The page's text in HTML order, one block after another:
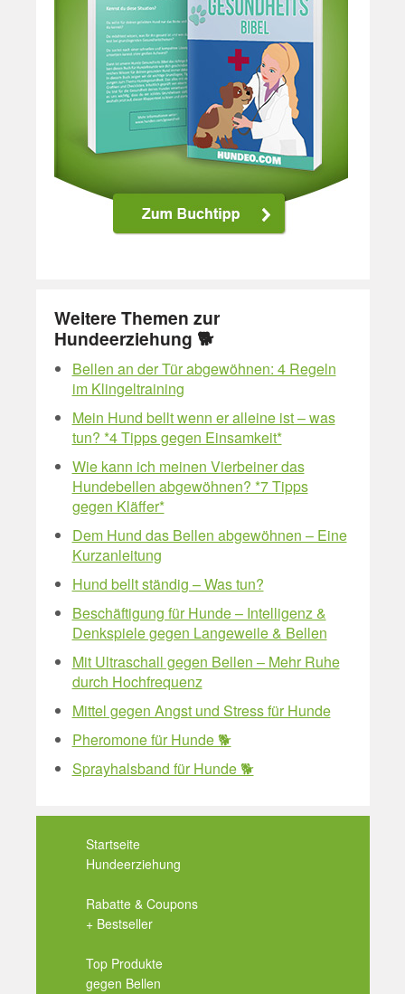
Weitere Themen zur
Hundeerziehung 🐕
Bellen an der Tür abgewöhnen: 4 Regeln
im Klingeltraining
Mein Hund bellt wenn er alleine ist – was
tun? *4 Tipps gegen Einsamkeit*
Wie kann ich meinen Vierbeiner das
Hundebellen abgewöhnen? *7 Tipps
gegen Kläffer*
Dem Hund das Bellen abgewöhnen – Eine
Kurzanleitung
Hund bellt ständig – Was tun?
Beschäftigung für Hunde – Intelligenz &
Denkspiele gegen Langeweile & Bellen
Mit Ultraschall gegen Bellen – Mehr Ruhe
durch Hochfrequenz
Mittel gegen Angst und Stress für Hunde
Pheromone für Hunde 🐕
Sprayhalsband für Hunde 🐕
Startseite
Hundeerziehung
Rabatte & Coupons
+ Bestseller
Top Produkte
gegen Bellen